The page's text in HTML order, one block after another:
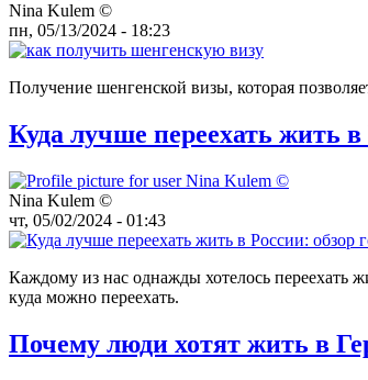
Nina Kulem ©️
пн, 05/13/2024 - 18:23
Получение шенгенской визы, которая
Куда лучше переехать жить в
Nina Kulem ©️
чт, 05/02/2024 - 01:43
Каждому из нас однажды хотелось переехать
куда можно переехать.
Почему люди хотят жить в